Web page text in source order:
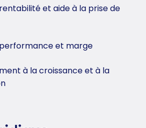
et aide à la prise de
et marge
à la croissance et à la